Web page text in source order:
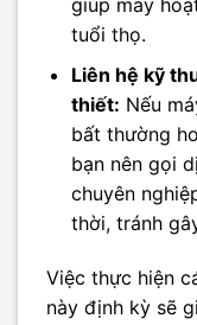
tuổi thọ.
Liên hệ kỹ
thiết: Nếu
bất thường
bạn nên gọi
chuyên
thời, tránh
Việc thực hiện
này định kỳ sẽ